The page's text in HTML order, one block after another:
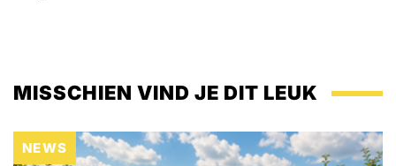
MISSCHIEN VIND JE DIT LEUK
NEWS